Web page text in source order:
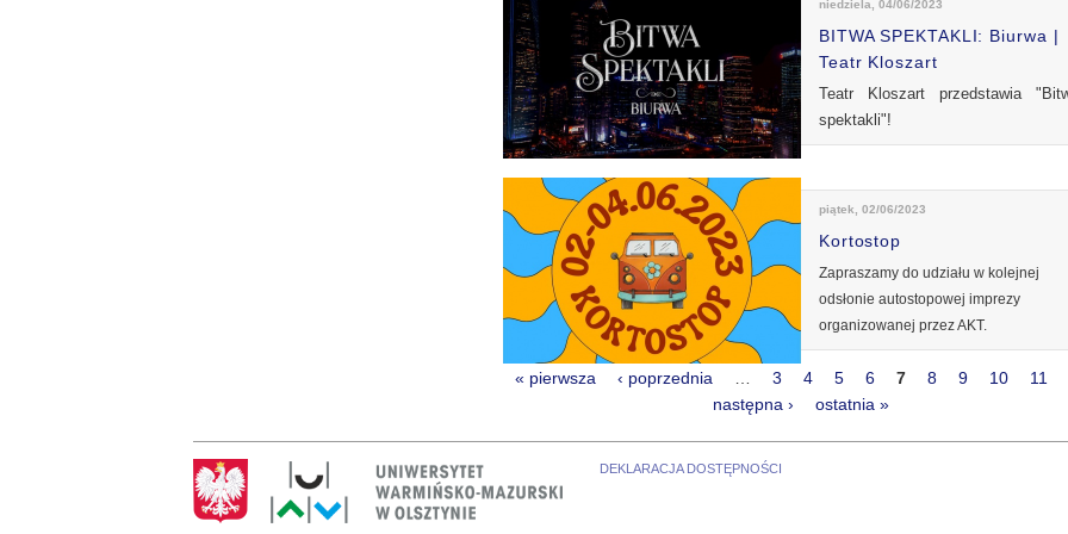
niedziela, 04/06/2023
BITWA SPEKTAKLI: Biurwa |
Teatr Kloszart
Teatr Kloszart przedstawia
spektakli"!
piątek, 02/06/2023
Kortostop
Zapraszamy do udziału w kolejnej
odsłonie autostopowej imprezy
organizowanej przez AKT.
« pierwsza ‹ poprzednia 3 4 5 6 7 8 9 10
11
następna ›
ostatnia »
DEKLARACJA DOSTĘPNOŚCI